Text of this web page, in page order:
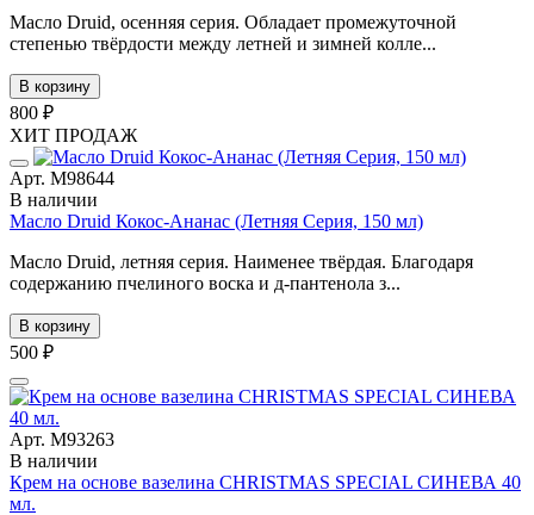
Масло Druid, осенняя серия. Обладает промежуточной
степенью твёрдости между летней и зимней колле...
В корзину
800 ₽
ХИТ ПРОДАЖ
Арт. М98644
В наличии
Масло Druid Кокос-Ананас (Летняя Серия, 150 мл)
Масло Druid, летняя серия. Наименее твёрдая. Благодаря
содержанию пчелиного воска и д-пантенола з...
В корзину
500 ₽
Арт. М93263
В наличии
Крем на основе вазелина CHRISTMAS SPECIAL СИНЕВА 40
мл.